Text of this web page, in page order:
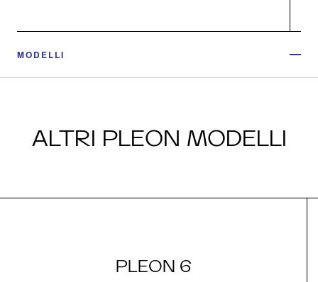
MODELLI
ALTRI PLEON MODELLI
PLEON 6